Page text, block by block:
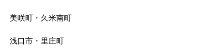
美咲町・久米南町
浅口市・里庄町